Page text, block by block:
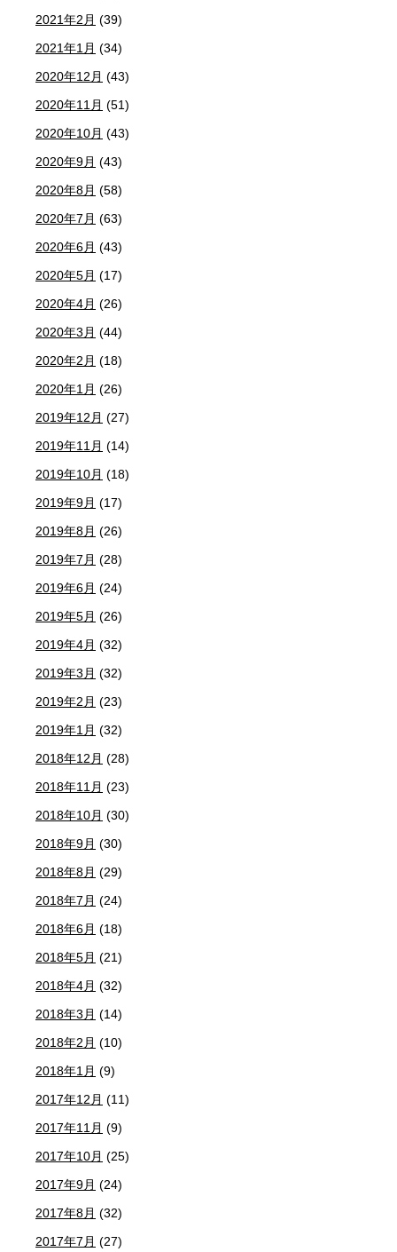
2021年2月 (39)
2021年1月 (34)
2020年12月 (43)
2020年11月 (51)
2020年10月 (43)
2020年9月 (43)
2020年8月 (58)
2020年7月 (63)
2020年6月 (43)
2020年5月 (17)
2020年4月 (26)
2020年3月 (44)
2020年2月 (18)
2020年1月 (26)
2019年12月 (27)
2019年11月 (14)
2019年10月 (18)
2019年9月 (17)
2019年8月 (26)
2019年7月 (28)
2019年6月 (24)
2019年5月 (26)
2019年4月 (32)
2019年3月 (32)
2019年2月 (23)
2019年1月 (32)
2018年12月 (28)
2018年11月 (23)
2018年10月 (30)
2018年9月 (30)
2018年8月 (29)
2018年7月 (24)
2018年6月 (18)
2018年5月 (21)
2018年4月 (32)
2018年3月 (14)
2018年2月 (10)
2018年1月 (9)
2017年12月 (11)
2017年11月 (9)
2017年10月 (25)
2017年9月 (24)
2017年8月 (32)
2017年7月 (27)